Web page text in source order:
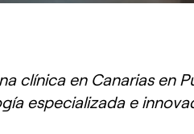
clínica en Canarias en
especializada e